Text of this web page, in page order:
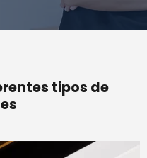
tipos de